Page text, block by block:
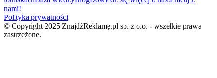
nami!
Polityka prywatności
© Copyright 2025 ZnajdźReklamę.pl sp. z o.o. - wszelkie prawa
zastrzeżone.